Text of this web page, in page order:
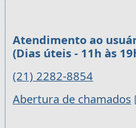
Atendimento ao
(Dias úteis - 11h às
(21) 2282-8854
Abertura de chamados